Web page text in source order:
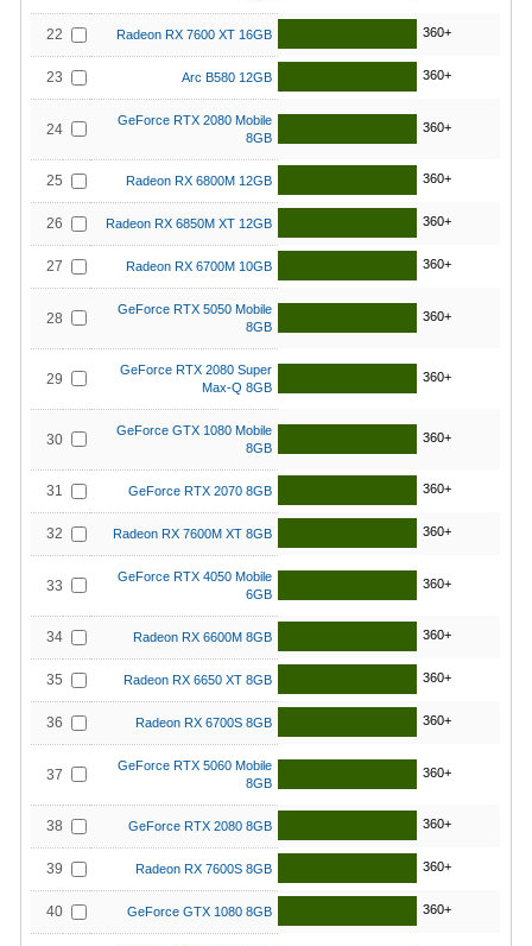
22 Radeon RX 7600 XT 16GB 360+
23 Arc B580 12GB 360+
24
GeForce RTX 2080 Mobile
8GB
360+
25 Radeon RX 6800M 12GB 360+
26 Radeon RX 6850M XT 12GB 360+
27 Radeon RX 6700M 10GB 360+
28
GeForce RTX 5050 Mobile
8GB
360+
29
GeForce RTX 2080 Super
Max-Q 8GB
360+
30
GeForce GTX 1080 Mobile
8GB
360+
31 GeForce RTX 2070 8GB 360+
32 Radeon RX 7600M XT 8GB 360+
33
GeForce RTX 4050 Mobile
6GB
360+
34 Radeon RX 6600M 8GB 360+
35 Radeon RX 6650 XT 8GB 360+
36 Radeon RX 6700S 8GB 360+
37
GeForce RTX 5060 Mobile
8GB
360+
38 GeForce RTX 2080 8GB 360+
39 Radeon RX 7600S 8GB 360+
40 GeForce GTX 1080 8GB 360+